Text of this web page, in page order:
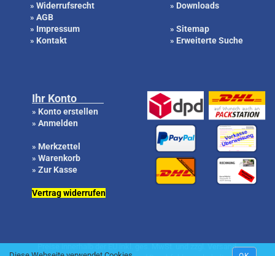
» Widerrufsrecht
» AGB
» Impressum
» Kontakt
» Downloads
» Sitemap
» Erweiterte Suche
Ihr Konto
» Konto erstellen
» Anmelden
» Merkzettel
» Warenkorb
» Zur Kasse
Vertrag widerrufen
Preise innerhalb der EU inkl. ges. MwSt. und zzgl. Versand.